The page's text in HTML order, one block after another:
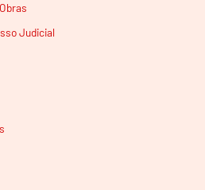
Judicial